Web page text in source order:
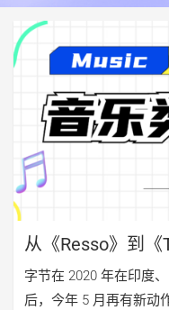
从《Resso》到《
混战音乐类应用
字节在 2020 年在印度
后，今年 5 月再有新动